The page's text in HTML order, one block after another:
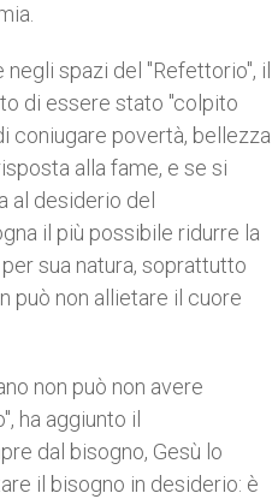
spazi del "Refettorio", il
di essere stato "colpito
coniugare povertà, bellezza
alla fame, e se si
al desiderio del
il più possibile ridurre la
sua natura, soprattutto
può non allietare il cuore
non può non avere
ha aggiunto il
dal bisogno, Gesù lo
il bisogno in desiderio: è